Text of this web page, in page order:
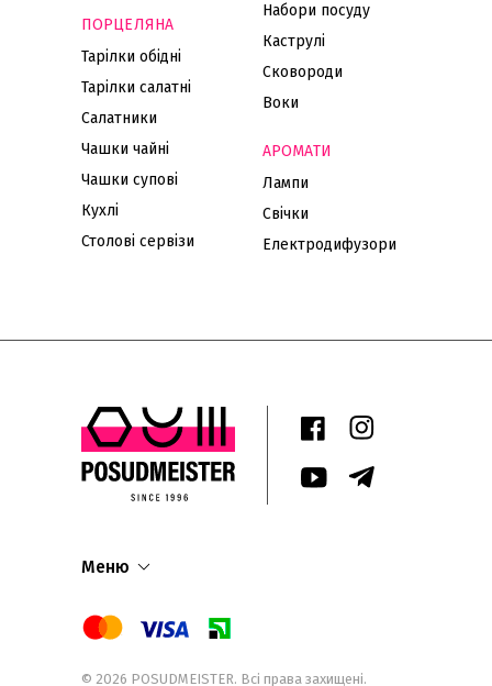
ПОРЦЕЛЯНА
Тарілки обідні
Тарілки салатні
Салатники
Чашки чайні
Чашки супові
Кухлі
Столові сервізи
Набори посуду
Каструлі
Сковороди
Воки
АРОМАТИ
Лампи
Свічки
Електродифузори
Меню
© 2026 POSUDMEISTER. Всі права захищені.